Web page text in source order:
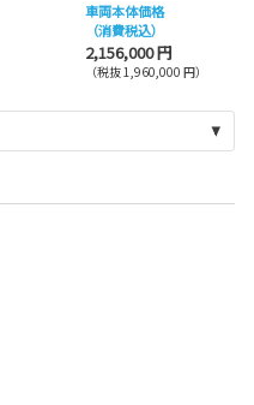
車両本体価格
（消費税込）
2,156,000 円
（税抜 1,960,000 円）